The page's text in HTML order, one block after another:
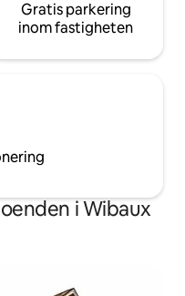
Gratis parkering
inom fastigheten
i Wibaux